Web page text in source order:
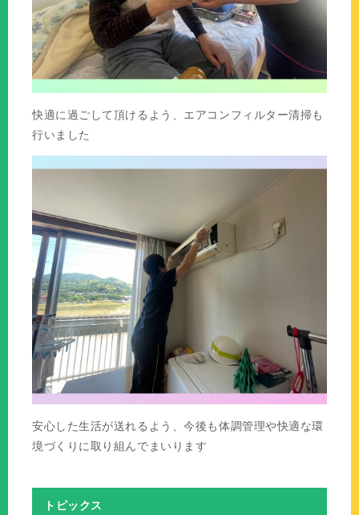
快適に過ごして頂けるよう、エアコンフィルター清掃も
行いました
安心した生活が送れるよう、今後も体調管理や快適な環
境づくりに取り組んでまいります
トピックス